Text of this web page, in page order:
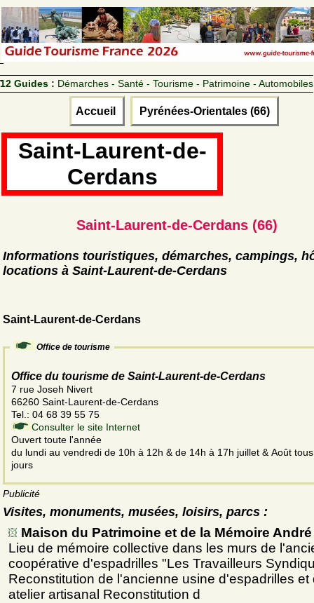
12 Guides : Démarches - Santé - Tourisme - Patrimoine - Automobiles
Accueil Pyrénées-Orientales (66)
Saint-Laurent-de-
Cerdans
Saint-Laurent-de-Cerdans (66)
Informations touristiques, démarches, campings,
locations à Saint-Laurent-de-Cerdans
Saint-Laurent-de-Cerdans
Office de tourisme
Office du tourisme de Saint-Laurent-de-Cerdans
7 rue Joseh Nivert
66260 Saint-Laurent-de-Cerdans
Tel.: 04 68 39 55 75
Consulter le site Internet
Ouvert toute l'année
du lundi au vendredi de 10h à 12h & de 14h à 17h juillet & Août
jours
Publicité
Visites, monuments, musées, loisirs, parcs :
Maison du Patrimoine et de la Mémoire
Lieu de mémoire collective dans les murs de
coopérative d'espadrilles "Les Travailleurs
Reconstitution de l'ancienne usine d'espadrilles et
atelier artisanal Reconstitution d